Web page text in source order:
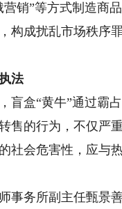
营销”等方式制造商
构成扰乱市场秩序
法
盒“黄牛”通过霸占
售的行为，不仅严
社会危害性，应与
务所副主任甄景善